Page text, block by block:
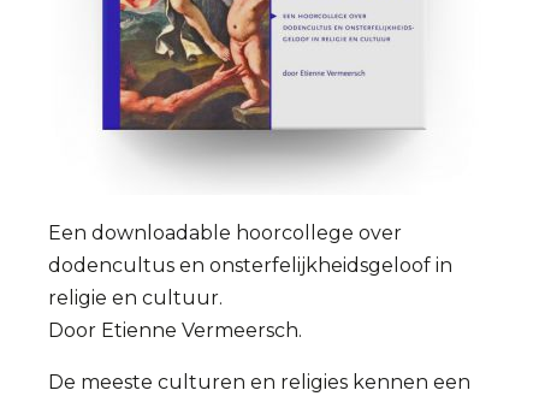
Een downloadable hoorcollege over
dodencultus en onsterfelijkheidsgeloof in
religie en cultuur.
Door Etienne Vermeersch.
De meeste culturen en religies kennen een